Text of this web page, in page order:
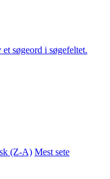
et søgeord i søgefeltet.
(Z-A) Mest sete